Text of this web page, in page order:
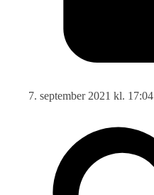
7. september 2021 kl. 17:04